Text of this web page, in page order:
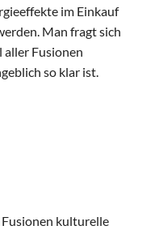
im Einkauf
Man fragt sich
aller Fusionen
so klar ist.
Fusionen kulturelle